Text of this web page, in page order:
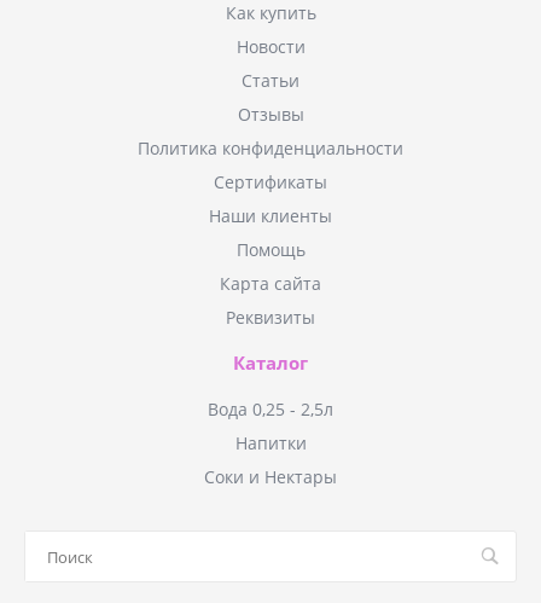
Как купить
Новости
Статьи
Отзывы
Политика конфиденциальности
Сертификаты
Наши клиенты
Помощь
Карта сайта
Реквизиты
Каталог
Вода 0,25 - 2,5л
Напитки
Соки и Нектары